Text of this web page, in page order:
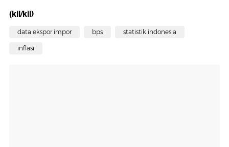
(kil/kil)
data ekspor impor bps statistik indonesia
inflasi